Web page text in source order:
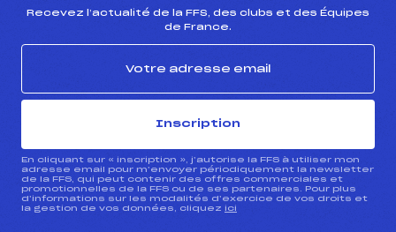
Recevez l’actualité de la FFS, des clubs et des Équipes
de France.
Inscription
En cliquant sur « inscription », j’autorise la FFS à utiliser mon
adresse email pour m’envoyer périodiquement la newsletter
de la FFS, qui peut contenir des offres commerciales et
promotionnelles de la FFS ou de ses partenaires. Pour plus
d’informations sur les modalités d’exercice de vos droits et
la gestion de vos données, cliquez ici